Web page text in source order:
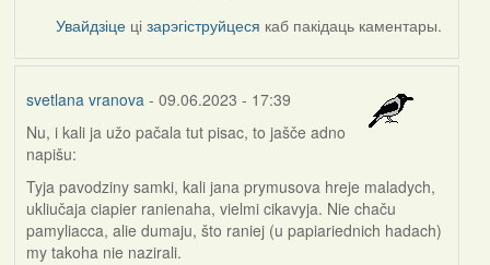
Увайдзіце цізарэгіструйцеся каб пакідаць каментары.
svetlana vranova- 09.06.2023 - 17:39
Nu, i kali ja užo pačala tut pisac, to jašče adno
napišu:
Tyja pavodziny samki, kali jana prymusova hreje maladych,
ukliučaja ciapier ranienaha, vielmi cikavyja. Nie chaču
pamyliacca, alie dumaju, što raniej (u papiariednich hadach)
my takoha nie nazirali.